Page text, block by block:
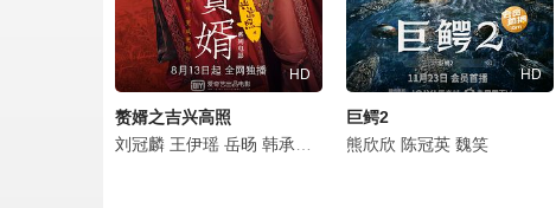
HD
赘婿之吉兴高照
刘冠麟 王伊瑶 岳旸 韩承羽 戴向宇 温海波 陈冠英 张紫淋
HD
巨鳄2
熊欣欣 陈冠英 魏笑